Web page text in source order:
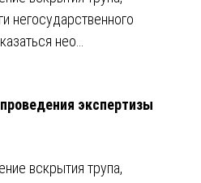
негосударственного
нео…
экспертизы
вскрытия трупа,